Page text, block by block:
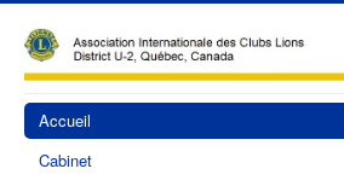
Accueil
Cabinet